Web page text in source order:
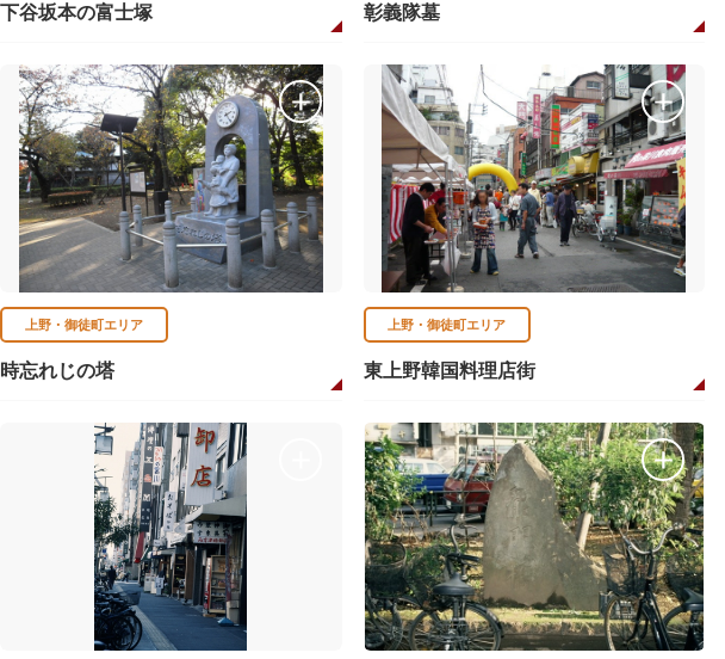
下谷坂本の富士塚 彰義隊墓
上野・御徒町エリア
時忘れじの塔
上野・御徒町エリア
東上野韓国料理店街